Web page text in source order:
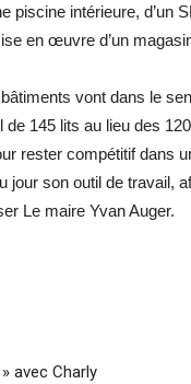
piscine intérieure, d’un
en œuvre d’un
vont dans le
de 145 lits au lieu des
rester compétitif dans
jour son outil de travail,
Le maire Yvan Auger.
avec Charly